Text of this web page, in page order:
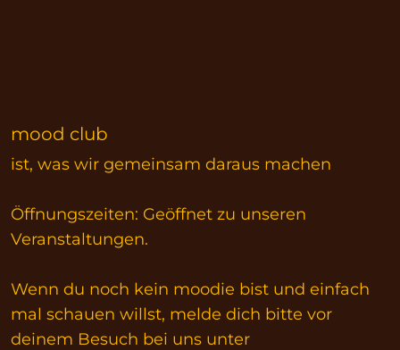
mood club
ist, was wir gemeinsam daraus machen
Öffnungszeiten: Geöffnet zu unseren
Veranstaltungen.
Wenn du noch kein moodie bist und einfach
mal schauen willst, melde dich bitte vor
deinem Besuch bei uns unter